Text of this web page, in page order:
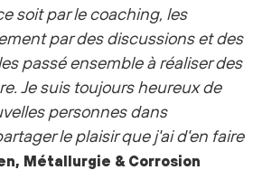
soit par le coaching, les
par des discussions et des
passé ensemble à réaliser des
Je suis toujours heureux de
personnes dans
le plaisir que j'ai d'en faire
Métallurgie & Corrosion